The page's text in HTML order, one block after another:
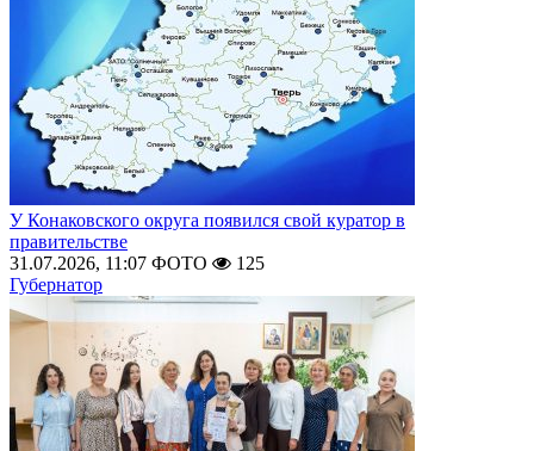
У Конаковского округа появился свой куратор в
правительстве
31.07.2026, 11:07 ФОТО
125
Губернатор